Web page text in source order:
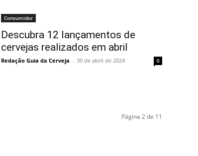
Consumidor
Descubra 12 lançamentos de
cervejas realizados em abril
Redação Guia da Cerveja - 30 de abril de 2024 0
Página 2 de 11